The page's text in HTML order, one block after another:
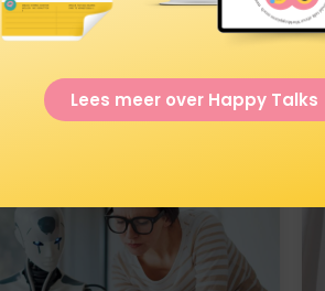
Lees meer over Happy Talks